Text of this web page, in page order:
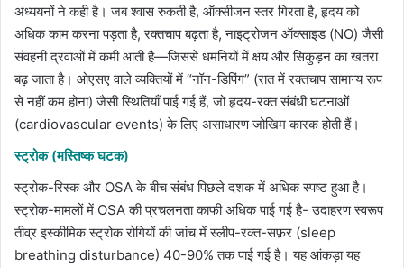
अध्ययनों ने कही है। जब श्वास रुकती है, ऑक्सीजन स्तर गिरता है, हृदय को
अधिक काम करना पड़ता है, रक्तचाप बढ़ता है, नाइट्रोजन ऑक्साइड (NO) जैसी
संवहनी द्रवाओं में कमी आती है—जिससे धमनियों में क्षय और सिकुड़न का खतरा
बढ़ जाता है। ओएसए वाले व्यक्तियों में “नॉन-डिपिंग” (रात में रक्तचाप सामान्य रूप
से नहीं कम होना) जैसी स्थितियाँ पाई गई हैं, जो हृदय-रक्त संबंधी घटनाओं
(cardiovascular events) के लिए असाधारण जोखिम कारक होती हैं।
स्ट्रोक (मस्तिष्क घटक)
स्ट्रोक-रिस्क और OSA के बीच संबंध पिछले दशक में अधिक स्पष्ट हुआ है।
स्ट्रोक-मामलों में OSA की प्रचलनता काफी अधिक पाई गई है- उदाहरण स्वरूप
तीव्र इस्कीमिक स्ट्रोक रोगियों की जांच में स्लीप-रक्त-सफ़र (sleep
breathing disturbance) 40-90% तक पाई गई है। यह आंकड़ा यह